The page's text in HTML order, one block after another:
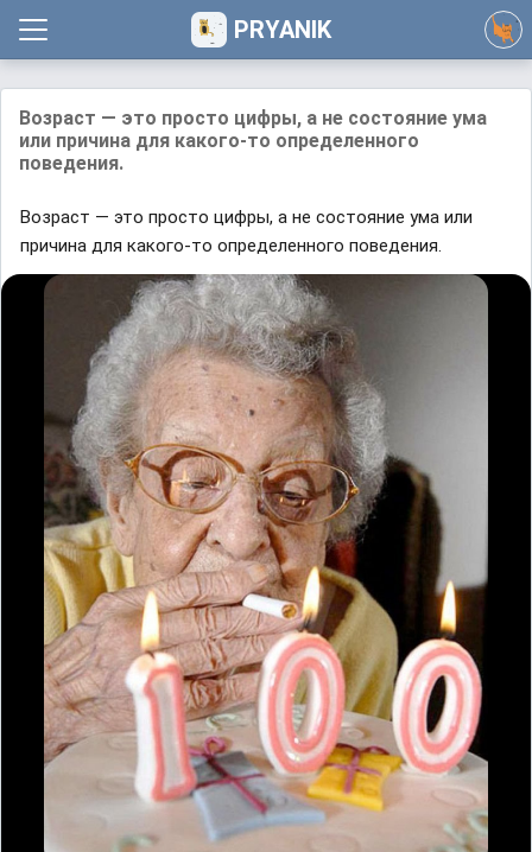
PRYANIK
Возраст — это просто цифры, а не состояние ума
или причина для какого-то определенного
поведения.
Возраст — это просто цифры, а не состояние ума или
причина для какого-то определенного поведения.